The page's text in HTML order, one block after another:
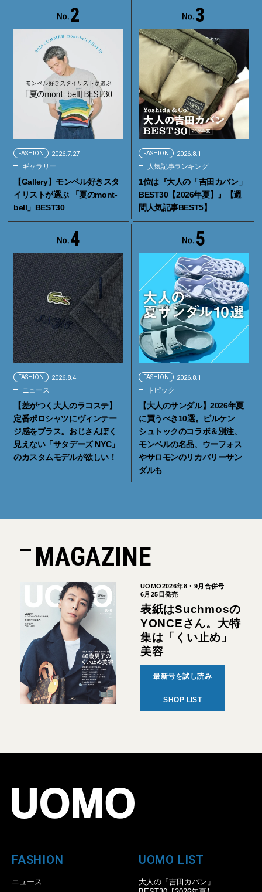
2
FASHION 2026.7.27
ギャラリー
【Gallery】モンベル好きスタ
イリストが選ぶ 「夏のmont-
bell」BEST30
3
FASHION 2026.8.1
人気記事ランキング
1位は『大人の「吉田カバン」
BEST30【2026年夏】』【週
間人気記事BEST5】
4
FASHION 2026.8.4
ニュース
【差がつく大人のラコステ】
定番ポロシャツにヴィンテー
ジ感をプラス。おじさんぽく
見えない「サタデーズ NYC」
のカスタムモデルが欲しい！
5
FASHION 2026.8.1
トピック
【大人のサンダル】2026年夏
に買うべき10選。ビルケン
シュトックのコラボ＆別注、
モンベルの名品、ウーフォス
やサロモンのリカバリーサン
ダルも
MAGAZINE
UOMO2026年8・9月合併号
6月25日発売
表紙はSuchmosの
YONCEさん。大特
集は「くい止め」
美容
最新号を試し読み
SHOP LIST
FASHION
ニュース
UOMO LIST
大人の「吉田カバン」